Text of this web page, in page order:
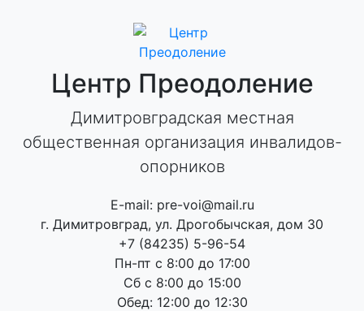
Центр Преодоление
Димитровградская местная
общественная организация инвалидов-
опорников
E-mail: pre-voi@mail.ru
г. Димитровград, ул. Дрогобычская, дом 30
+7 (84235) 5-96-54
Пн-пт с 8:00 до 17:00
Сб с 8:00 до 15:00
Обед: 12:00 до 12:30